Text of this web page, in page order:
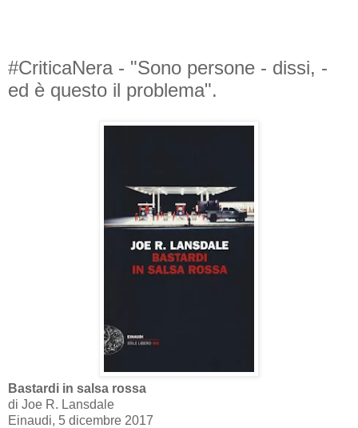
#CriticaNera - "Sono persone - dissi, -
ed è questo il problema".
Bastardi in salsa rossa
di Joe R. Lansdale
Einaudi, 5 dicembre 2017